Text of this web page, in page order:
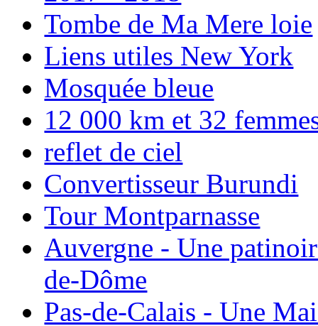
Tombe de Ma Mere loie
Liens utiles New York
Mosquée bleue
12 000 km et 32
reflet de ciel
Convertisseur Burundi
Tour Montparnasse
Auvergne - Une
de-Dôme
Pas-de-Calais - Une